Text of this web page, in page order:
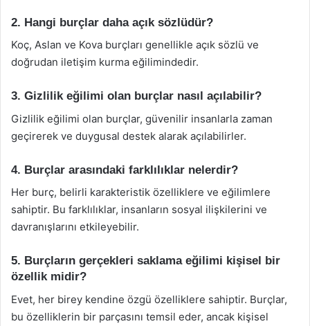
2. Hangi burçlar daha açık sözlüdür?
Koç, Aslan ve Kova burçları genellikle açık sözlü ve
doğrudan iletişim kurma eğilimindedir.
3. Gizlilik eğilimi olan burçlar nasıl açılabilir?
Gizlilik eğilimi olan burçlar, güvenilir insanlarla zaman
geçirerek ve duygusal destek alarak açılabilirler.
4. Burçlar arasındaki farklılıklar nelerdir?
Her burç, belirli karakteristik özelliklere ve eğilimlere
sahiptir. Bu farklılıklar, insanların sosyal ilişkilerini ve
davranışlarını etkileyebilir.
5. Burçların gerçekleri saklama eğilimi kişisel bir
özellik midir?
Evet, her birey kendine özgü özelliklere sahiptir. Burçlar,
bu özelliklerin bir parçasını temsil eder, ancak kişisel